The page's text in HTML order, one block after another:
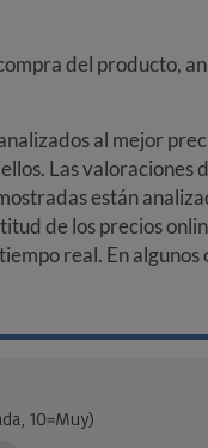
del producto,
al mejor
Las valoraciones
están
de los precios
real. En algunos